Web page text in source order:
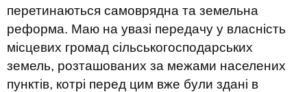
перетинаються самоврядна та земельна
реформа. Маю на увазі передачу у власність
місцевих громад сільськогосподарських
земель, розташованих за межами населених
пунктів, котрі перед цим вже були здані в